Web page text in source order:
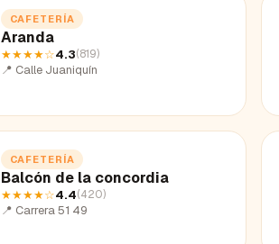
CAFETERÍA
Aranda
★★★★☆4.3(819)
📍 Calle Juaniquín
CAFETERÍA
Balcón de la concordia
★★★★☆4.4(420)
📍 Carrera 51 49